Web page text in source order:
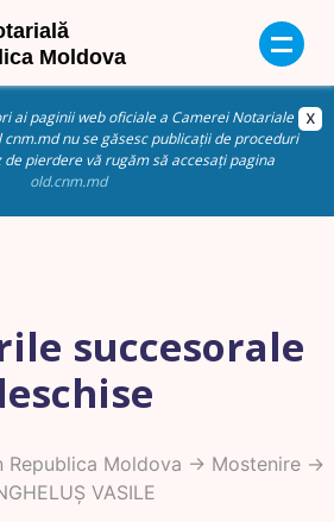
ai paginii web oficiale a Camerei Notariale
nu se găsesc publicații de proceduri
pierdere vă rugăm să accesați pagina
old.cnm.md
succesorale
Republica Moldova -> Mostenire->
VASILE